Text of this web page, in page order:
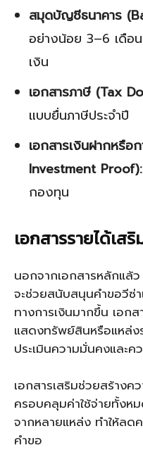
สมุดบัญชีธนาคาร
อย่างน้อย 3–6 เดือ
เงิน
เอกสารภาษี (Tax
แบบยื่นภาษีประจำปี
เอกสารเงินฝากหรื
Investment Proof):
กองทุน
เอกสารรายได้เส
นอกจากเอกสารหลักแล้ว
จะช่วยสนับสนุนคำขอวีซ่
ทางการเงินมากขึ้น เอก
แสดงทรัพย์สินหรือแหล่ง
ประเมินความมั่นคงและ
เอกสารเสริมช่วยสร้างค
ครอบคลุมค่าใช้จ่ายทั้งห
จากหลายแหล่ง ทำให้ลด
คำขอ